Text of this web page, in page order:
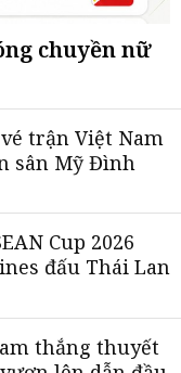
chuyền nữ
trận Việt Nam
sân Mỹ Đình
Cup 2026
đấu Thái Lan
thắng thuyết